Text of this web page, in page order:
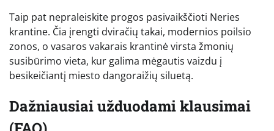
Taip pat nepraleiskite progos pasivaikščioti Neries
krantine. Čia įrengti dviračių takai, modernios poilsio
zonos, o vasaros vakarais krantinė virsta žmonių
susibūrimo vieta, kur galima mėgautis vaizdu į
besikeičiantį miesto dangoraižių siluetą.
Dažniausiai užduodami klausimai